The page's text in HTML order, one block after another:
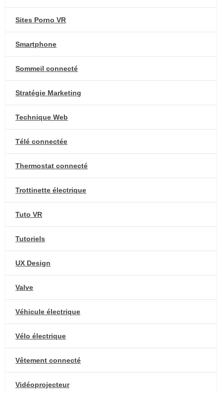
Sites Porno VR
Smartphone
Sommeil connecté
Stratégie Marketing
Technique Web
Télé connectée
Thermostat connecté
Trottinette électrique
Tuto VR
Tutoriels
UX Design
Valve
Véhicule électrique
Vélo électrique
Vêtement connecté
Vidéoprojecteur